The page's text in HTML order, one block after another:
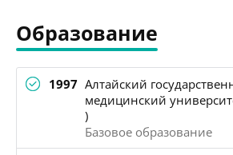
Образование
1997 Алтайский
медицинский
)
Базовое образование